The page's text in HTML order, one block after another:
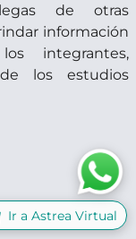
de otras
información
integrantes,
los estudios
selección para
la disponibilidad
favorables.
sus páginas la
clientes a
fenómeno de la
y estar
Ir a Astrea Virtual